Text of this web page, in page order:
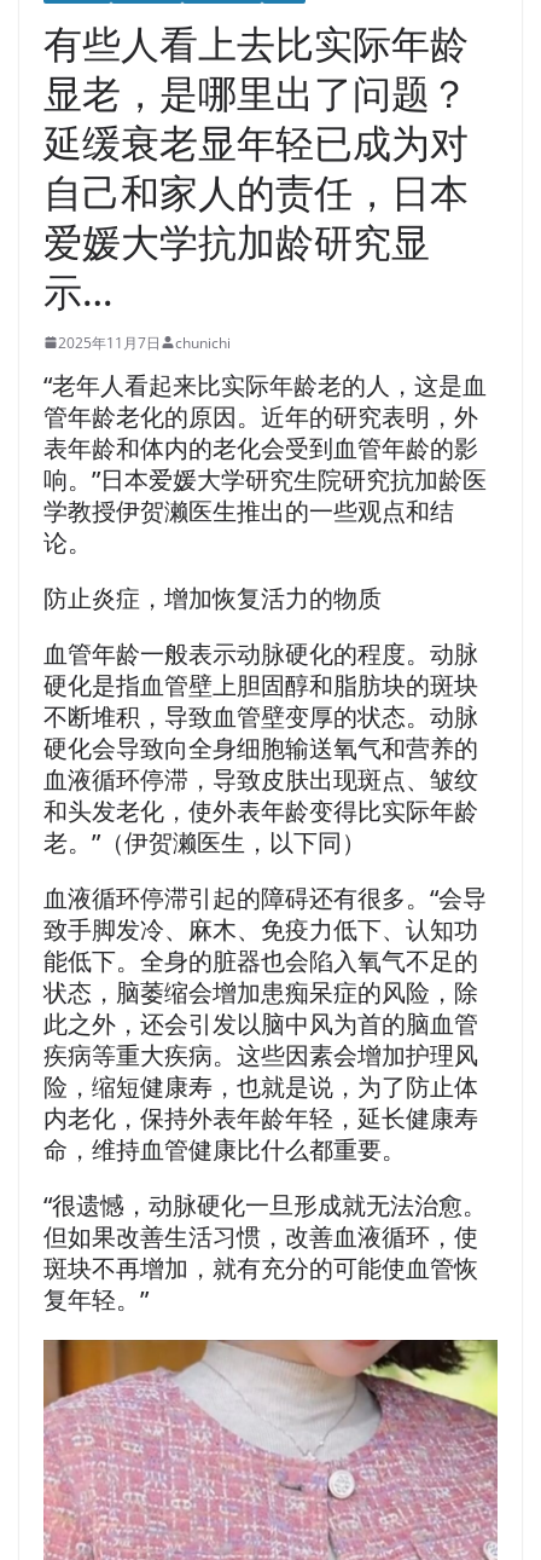
有些人看上去比实际年龄
显老，是哪里出了问题？
延缓衰老显年轻已成为对
自己和家人的责任，日本
爱媛大学抗加龄研究显
示…
2025年11月7日 chunichi
“老年人看起来比实际年龄老的人，这是血
管年龄老化的原因。近年的研究表明，外
表年龄和体内的老化会受到血管年龄的影
响。”日本爱媛大学研究生院研究抗加龄医
学教授伊贺濑医生推出的一些观点和结
论。
防止炎症，增加恢复活力的物质
血管年龄一般表示动脉硬化的程度。动脉
硬化是指血管壁上胆固醇和脂肪块的斑块
不断堆积，导致血管壁变厚的状态。动脉
硬化会导致向全身细胞输送氧气和营养的
血液循环停滞，导致皮肤出现斑点、皱纹
和头发老化，使外表年龄变得比实际年龄
老。”（伊贺濑医生，以下同）
血液循环停滞引起的障碍还有很多。“会导
致手脚发冷、麻木、免疫力低下、认知功
能低下。全身的脏器也会陷入氧气不足的
状态，脑萎缩会增加患痴呆症的风险，除
此之外，还会引发以脑中风为首的脑血管
疾病等重大疾病。这些因素会增加护理风
险，缩短健康寿，也就是说，为了防止体
内老化，保持外表年龄年轻，延长健康寿
命，维持血管健康比什么都重要。
“很遗憾，动脉硬化一旦形成就无法治愈。
但如果改善生活习惯，改善血液循环，使
斑块不再增加，就有充分的可能使血管恢
复年轻。”